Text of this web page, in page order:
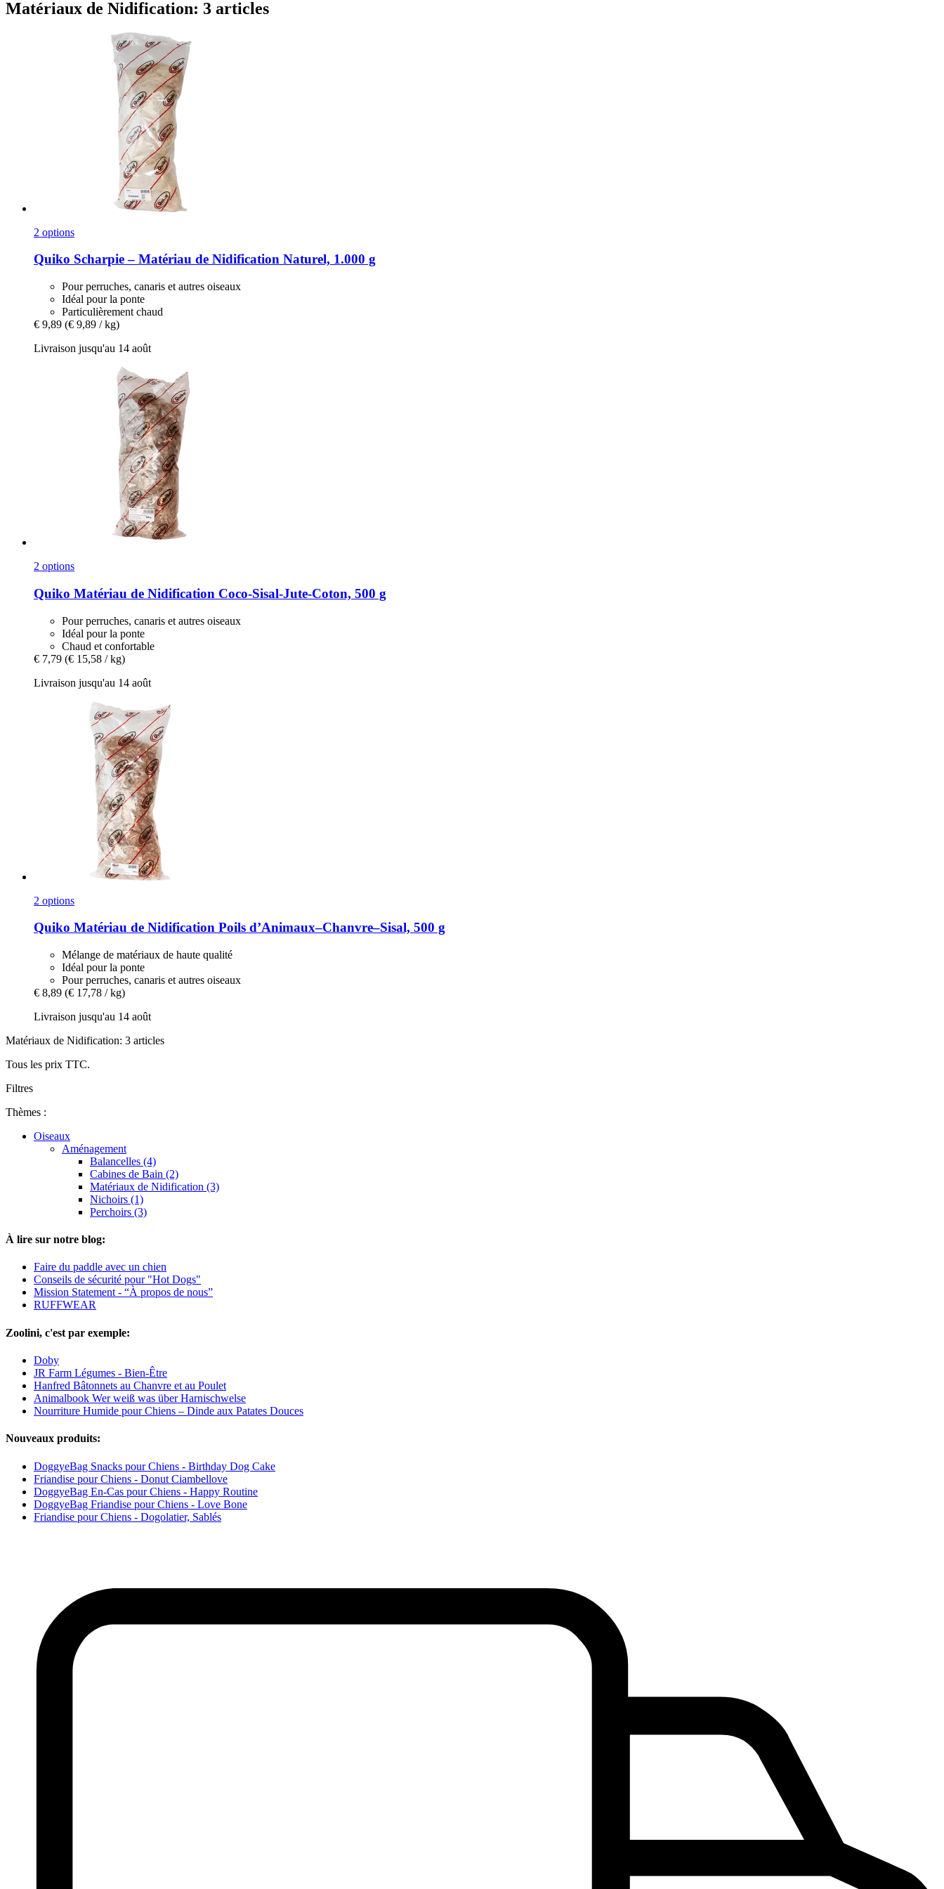
Matériaux de Nidification: 3 articles
2 options
Quiko Scharpie – Matériau de Nidification Naturel, 1.000 g
Pour perruches, canaris et autres oiseaux
Idéal pour la ponte
Particulièrement chaud
€ 9,89 (€ 9,89 / kg)
Livraison jusqu'au 14 août
2 options
Quiko Matériau de Nidification Coco-​Sisal-​Jute-​Coton, 500 g
Pour perruches, canaris et autres oiseaux
Idéal pour la ponte
Chaud et confortable
€ 7,79 (€ 15,58 / kg)
Livraison jusqu'au 14 août
2 options
Quiko Matériau de Nidification Poils d’Animaux–Chanvre–Sisal, 500 g
Mélange de matériaux de haute qualité
Idéal pour la ponte
Pour perruches, canaris et autres oiseaux
€ 8,89 (€ 17,78 / kg)
Livraison jusqu'au 14 août
Matériaux de Nidification: 3 articles
Tous les prix TTC.
Filtres
Thèmes :
Oiseaux
Aménagement
Balancelles (4)
Cabines de Bain (2)
Matériaux de Nidification (3)
Nichoirs (1)
Perchoirs (3)
À lire sur notre blog:
Faire du paddle avec un chien
Conseils de sécurité pour "Hot Dogs"
Mission Statement - “À propos de nous”
RUFFWEAR
Zoolini, c'est par exemple:
Doby
JR Farm Légumes - Bien-Être
Hanfred Bâtonnets au Chanvre et au Poulet
Animalbook Wer weiß was über Harnischwelse
Nourriture Humide pour Chiens – Dinde aux Patates Douces
Nouveaux produits:
DoggyeBag Snacks pour Chiens - Birthday Dog Cake
Friandise pour Chiens - Donut Ciambellove
DoggyeBag En-Cas pour Chiens - Happy Routine
DoggyeBag Friandise pour Chiens - Love Bone
Friandise pour Chiens - Dogolatier, Sablés